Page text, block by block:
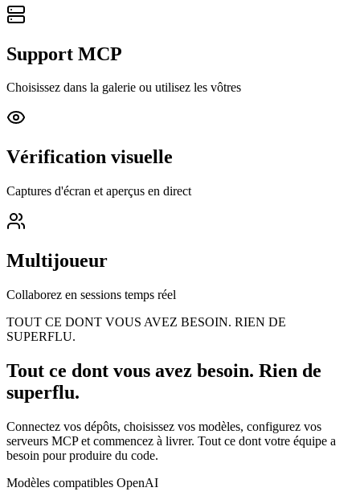
Support MCP
Choisissez dans la galerie ou utilisez les vôtres
Vérification visuelle
Captures d'écran et aperçus en direct
Multijoueur
Collaborez en sessions temps réel
TOUT CE DONT VOUS AVEZ BESOIN. RIEN DE
SUPERFLU.
Tout ce dont vous avez besoin. Rien de
superflu.
Connectez vos dépôts, choisissez vos modèles, configurez vos
serveurs MCP et commencez à livrer. Tout ce dont votre équipe a
besoin pour produire du code.
Modèles compatibles OpenAI